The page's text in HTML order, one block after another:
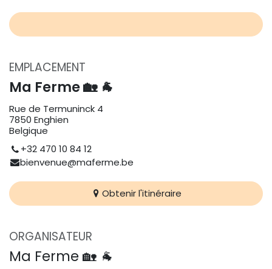
EMPLACEMENT
Ma Ferme 🏡 🐐
Rue de Termuninck 4
7850 Enghien
Belgique
+32 470 10 84 12
bienvenue@maferme.be
Obtenir l'itinéraire
ORGANISATEUR
Ma Ferme 🏡 🐐